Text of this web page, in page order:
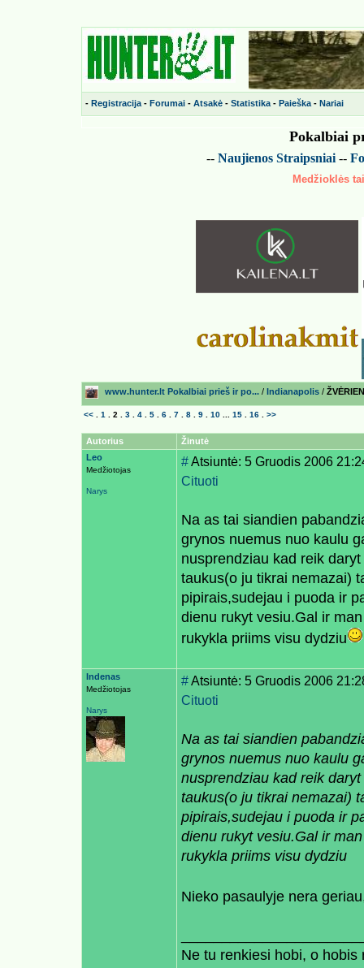
- Registracija - Forumai - Atsakė - Statistika - Paieška - Nariai
Pokalbiai
-- Naujienos Straipsniai --
Medžioklės
www.hunter.lt Pokalbiai prieš ir po... / Indianapolis /
<< 1 2 3 4 5 6 7 8 9 10 15 16 >>
Autorius
Žinutė
Leo
Medžiotojas
Narys
#Atsiuntė: 5 Gruodis 2006
Cituoti
Na as tai siandien
grynos nuemus nuo kaulu
nusprendziau kad reik
taukus(o ju tikrai nemazai)
pipirais,sudejau i puoda ir
dienu rukyt vesiu.Gal ir
rukykla priims visu dydziu
Indenas
Medžiotojas
Narys
#Atsiuntė: 5 Gruodis 2006
Cituoti
Na as tai siandien
grynos nuemus nuo kaulu
nusprendziau kad reik
taukus(o ju tikrai nemazai)
pipirais,sudejau i puoda ir
dienu rukyt vesiu.Gal ir
rukykla priims visu dydziu
Nieko pasaulyje nera
Ne tu renkiesi hobi, o hobis